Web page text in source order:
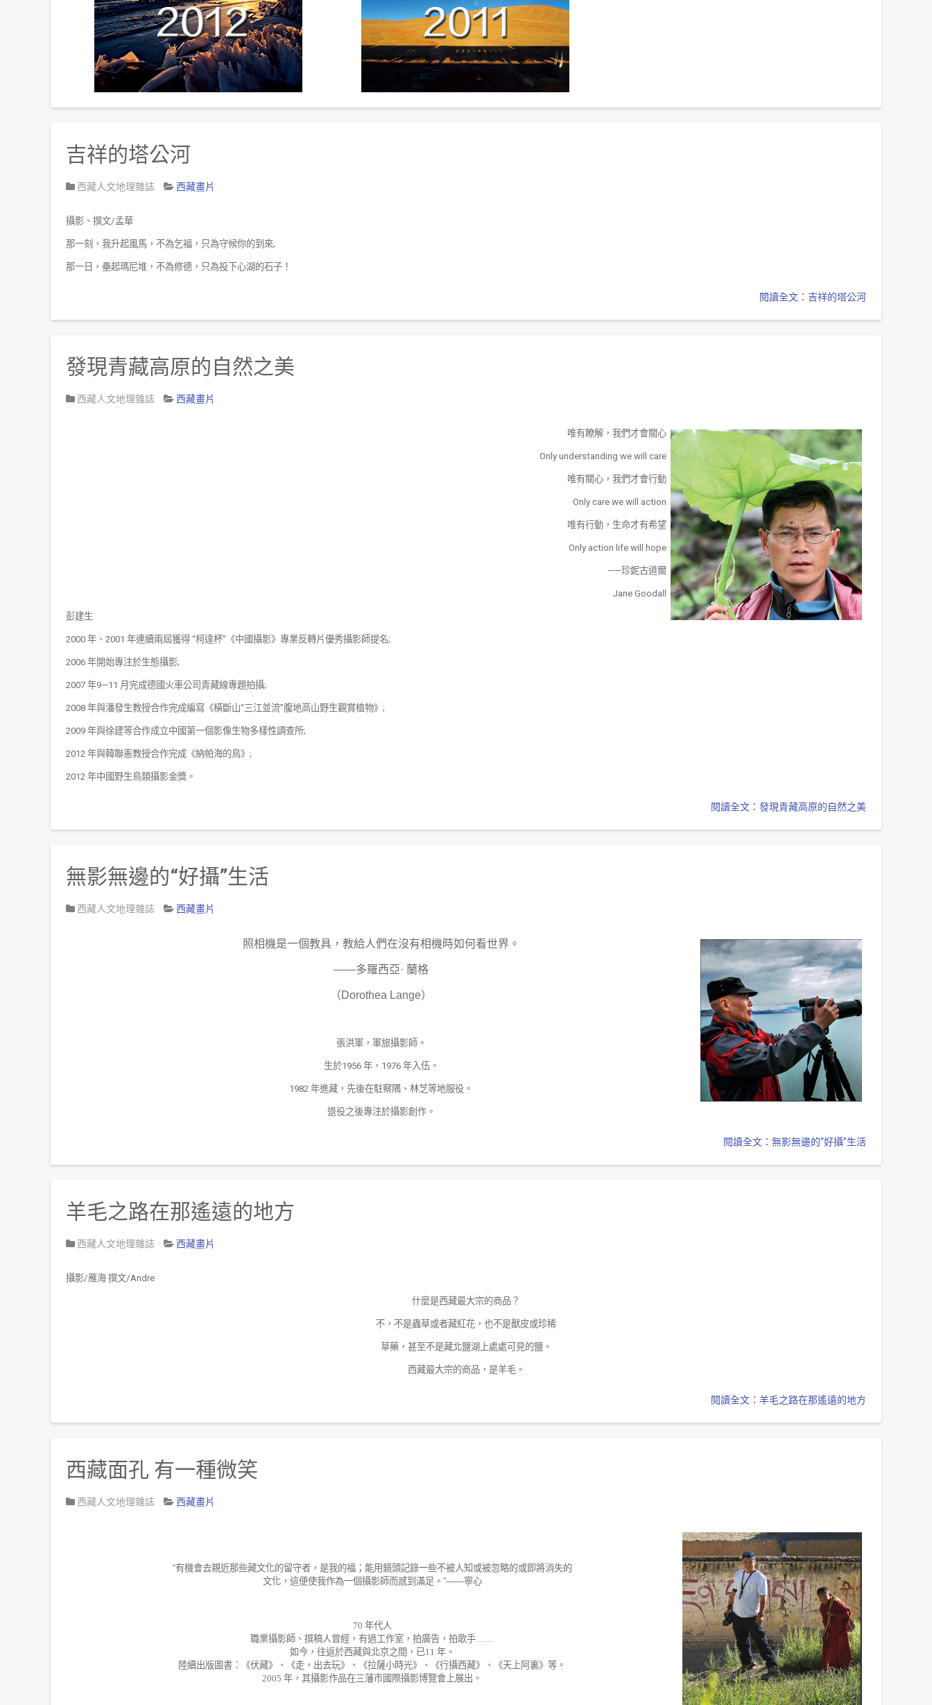
吉祥的塔公河
西藏人文地理雜誌 西藏畫片
攝影、撰文/孟華
那一刻，我升起風馬，不為乞福，只為守候你的到來;
那一日，壘起瑪尼堆，不為修德，只為投下心湖的石子！
閱讀全文：吉祥的塔公河
發現青藏高原的自然之美
西藏人文地理雜誌 西藏畫片
唯有瞭解，我們才會關心
Only understanding we will care
唯有關心，我們才會行動
Only care we will action
唯有行動，生命才有希望
Only action life will hope
——珍妮古道爾
Jane Goodall
彭建生
2000 年、 2001 年連續兩屆獲得 “柯達杯” 《中國攝影》專業反轉片優秀攝影師提名;
2006 年開始專注於生態攝影;
2007 年9—11 月完成德國火車公司青藏線專題拍攝;
2008 年與潘發生教授合作完成編寫《橫斷山“三江並流”腹地高山野生觀賞植物》 ;
2009 年與徐建等合作成立中國第一個影像生物多樣性調查所;
2012 年與韓聯憲教授合作完成《納帕海的鳥》 ;
2012 年中國野生鳥類攝影金獎。
閱讀全文：發現青藏高原的自然之美
無影無邊的“好攝”生活
西藏人文地理雜誌 西藏畫片
照相機是一個教具，教給人們在沒有相機時如何看世界。
——多羅西亞 · 蘭格
（Dorothea Lange）
張洪軍，軍旅攝影師。
生於1956 年， 1976 年入伍。
1982 年進藏，先後在駐察隅、林芝等地服役。
退役之後專注於攝影創作。
閱讀全文：無影無邊的“好攝”生活
羊毛之路在那遙遠的地方
西藏人文地理雜誌 西藏畫片
攝影/雁海 撰文/Andre
什麼是西藏最大宗的商品？
不，不是蟲草或者藏紅花，也不是獸皮或珍稀
草藥，甚至不是藏北鹽湖上處處可見的鹽。
西藏最大宗的商品，是羊毛。
閱讀全文：羊毛之路在那遙遠的地方
西藏面孔 有一種微笑
西藏人文地理雜誌 西藏畫片
“有機會去親近那些藏文化的留守者，是我的福；能用鏡頭記錄一些不被人知或被忽略的或即將消失的
文化，這便使我作為一個攝影師而感到滿足。 ”——寧心
70 年代人
職業攝影師、撰稿人曾經，有過工作室，拍廣告，拍歌手……
如今，往返於西藏與北京之間，已11 年。
陸續出版圖書：《伏藏》、《走，出去玩》、《拉薩小時光》、《行攝西藏》、《天上阿裏》等。
2005 年，其攝影作品在三藩市國際攝影博覽會上展出。